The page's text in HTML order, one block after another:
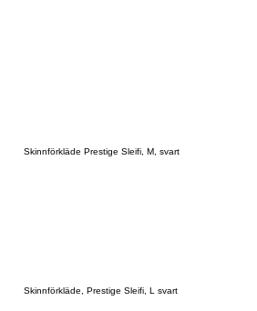
Skinnförkläde Prestige Sleifi, M, svart
Skinnförkläde, Prestige Sleifi, L svart